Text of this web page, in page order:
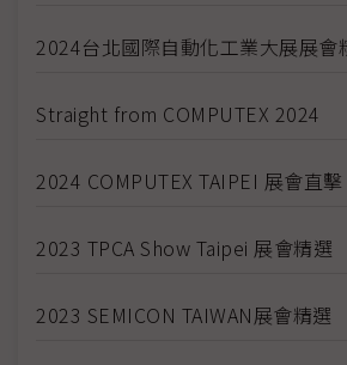
2024台北國際自動化工業大展展會
Straight from COMPUTEX 2024
2024 COMPUTEX TAIPEI 展會直擊
2023 TPCA Show Taipei 展會精選
2023 SEMICON TAIWAN展會精選